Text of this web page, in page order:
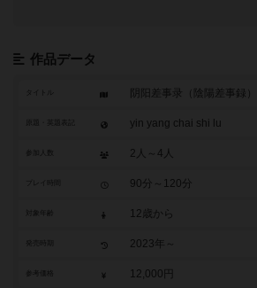
作品データ
タイトル 阴阳差事录（陰陽差事録）
yin yang chai shi lu
参加人数 2人～4人
90分～120分
12歳から
2023年～
参考価格 12,000円